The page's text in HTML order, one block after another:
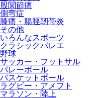
股関節痛
側弯症
膝痛・腸脛靭帯炎
その他
いろんなスポーツ
クラシックバレエ
野球
サッカー・フットサル
バレーボール
バスケットボール
ラグビー・アメフト
マラソン・陸上